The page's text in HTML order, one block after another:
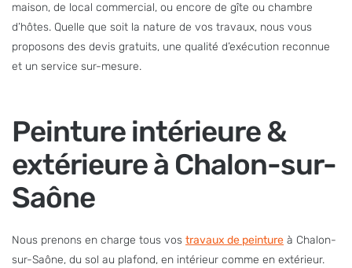
maison, de local commercial, ou encore de gîte ou chambre
d’hôtes. Quelle que soit la nature de vos travaux, nous vous
proposons des devis gratuits, une qualité d’exécution reconnue
et un service sur-mesure.
Peinture intérieure &
extérieure à Chalon-sur-
Saône
Nous prenons en charge tous vos travaux de peinture à Chalon-
sur-Saône, du sol au plafond, en intérieur comme en extérieur.